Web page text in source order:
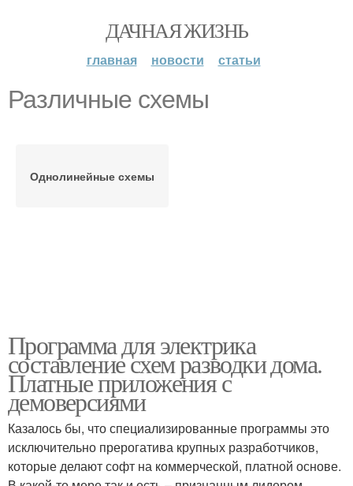
ДАЧНАЯ ЖИЗНЬ
главная новости статьи
Различные схемы
Однолинейные схемы
Программа для электрика
составление схем разводки дома.
Платные приложения с
демоверсиями
Казалось бы, что специализированные программы это
исключительно прерогатива крупных разработчиков,
которые делают софт на коммерческой, платной основе.